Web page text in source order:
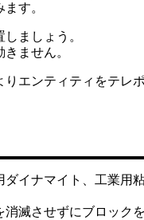
す。
ましょう。
ません。
りエンティティをテレ
ダイナマイト、工業用
消滅させずにブロック